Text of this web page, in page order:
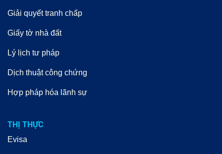
Giải quyết tranh chấp
Giấy tờ nhà đất
Lý lịch tư pháp
Dịch thuật công chứng
Hợp pháp hóa lãnh sự
THỊ THỰC
Evisa